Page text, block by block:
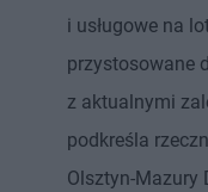
i usługowe na
przystosowane
z aktualnymi
podkreśla
Olsztyn-Mazury